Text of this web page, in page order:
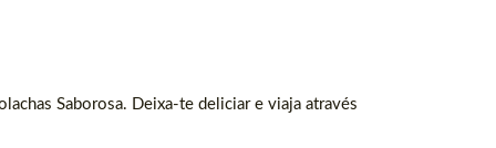
Saborosa. Deixa-te deliciar e viaja através